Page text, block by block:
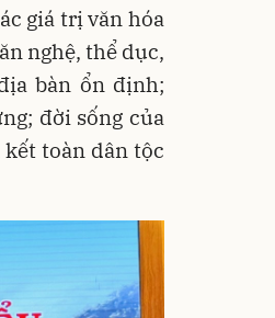
giá trị văn hóa
nghệ, thể dục,
bàn ổn định;
đời sống của
toàn dân tộc